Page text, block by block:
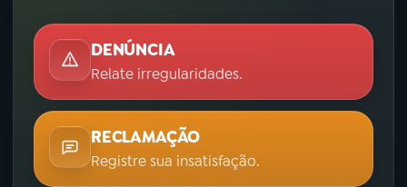
DENÚNCIA
Relate irregularidades.
RECLAMAÇÃO
Registre sua insatisfação.